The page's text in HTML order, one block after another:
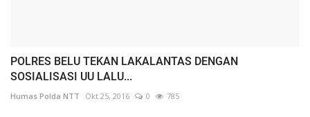
POLRES BELU TEKAN LAKALANTAS DENGAN
SOSIALISASI UU LALU...
Humas Polda NTT Okt 25, 2016 0 785